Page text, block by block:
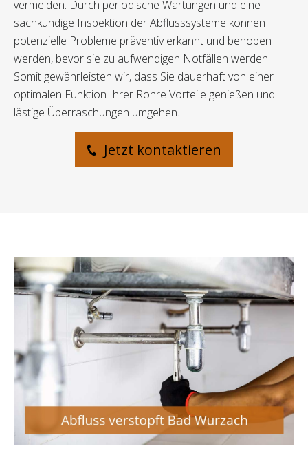
vermeiden. Durch periodische Wartungen und eine
sachkundige Inspektion der Abflusssysteme können
potenzielle Probleme präventiv erkannt und behoben
werden, bevor sie zu aufwendigen Notfällen werden.
Somit gewährleisten wir, dass Sie dauerhaft von einer
optimalen Funktion Ihrer Rohre Vorteile genießen und
lästige Überraschungen umgehen.
Jetzt kontaktieren